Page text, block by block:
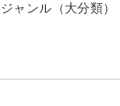
ジャンル（大分類）